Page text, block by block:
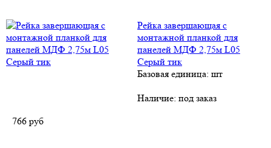
Рейка завершающая с
монтажной планкой для
панелей МДФ 2,75м L05
Серый тик
Базовая единица: шт
Наличие: под заказ
766 руб